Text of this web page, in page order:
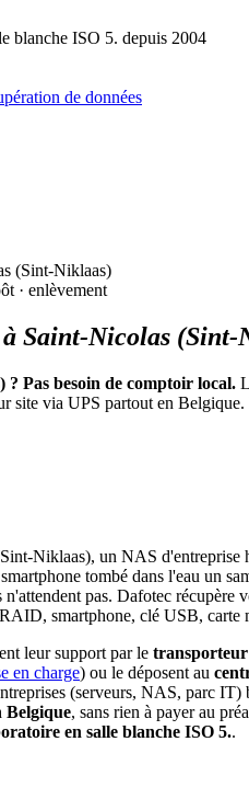
blanche ISO 5. depuis 2004
de données
(Sint-Niklaas)
· enlèvement
à Saint-Nicolas (Sint-
? Pas besoin de comptoir local.
site via UPS partout en
Niklaas), un NAS d'entreprise
tombé dans l'eau un
pas. Dafotec récupère
smartphone, clé USB, carte
leur support par le
en charge) ou le déposent au
(serveurs, NAS, parc IT)
Belgique, sans rien à payer au
en salle blanche ISO 5..